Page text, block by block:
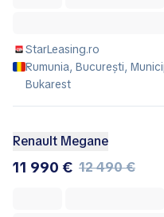
StarLeasing.ro
Rumunia, București,
Bukarest
Renault Megane
11 990 € 12 490 €